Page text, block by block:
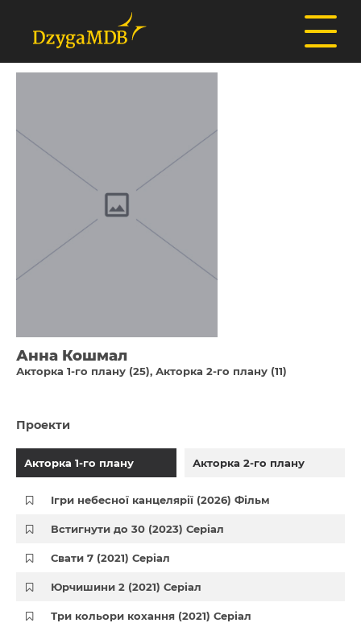
Анна Кошмал
Акторка 1-го плану (25) Акторка 2-го плану (11)
Проекти
Акторка 1-го плану Акторка 2-го плану
Ігри небесної канцелярії (2026) Фільм
Встигнути до 30 (2023) Серіал
Свати 7 (2021) Серіал
Юрчишини 2 (2021) Серіал
Три кольори кохання (2021) Серіал